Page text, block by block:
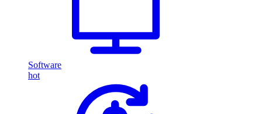
Software
hot